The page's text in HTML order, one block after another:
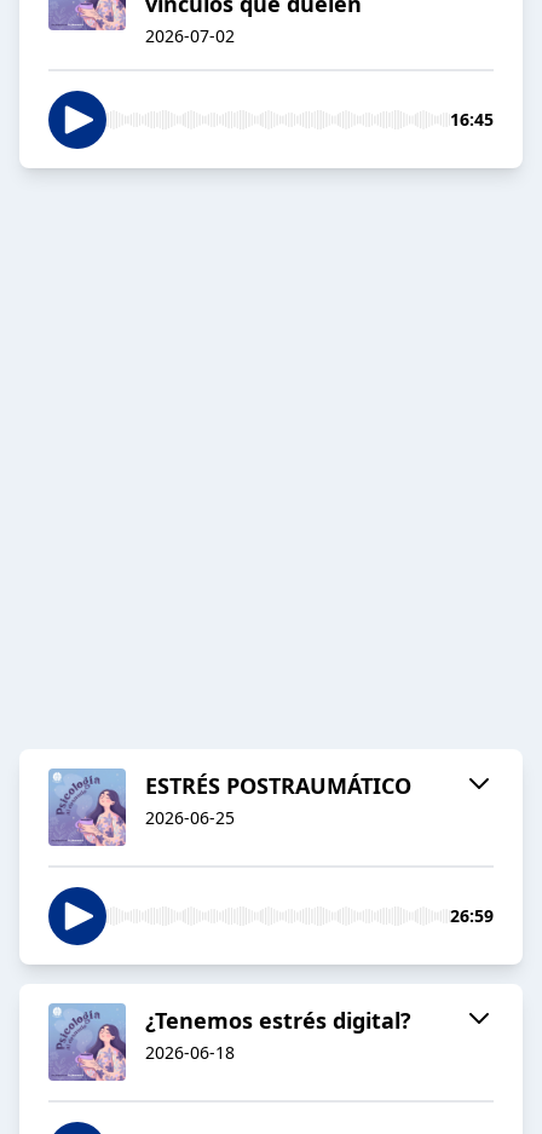
2026-07-02
16:45
ESTRÉS POSTRAUMÁTICO
2026-06-25
26:59
¿Tenemos estrés digital?
2026-06-18